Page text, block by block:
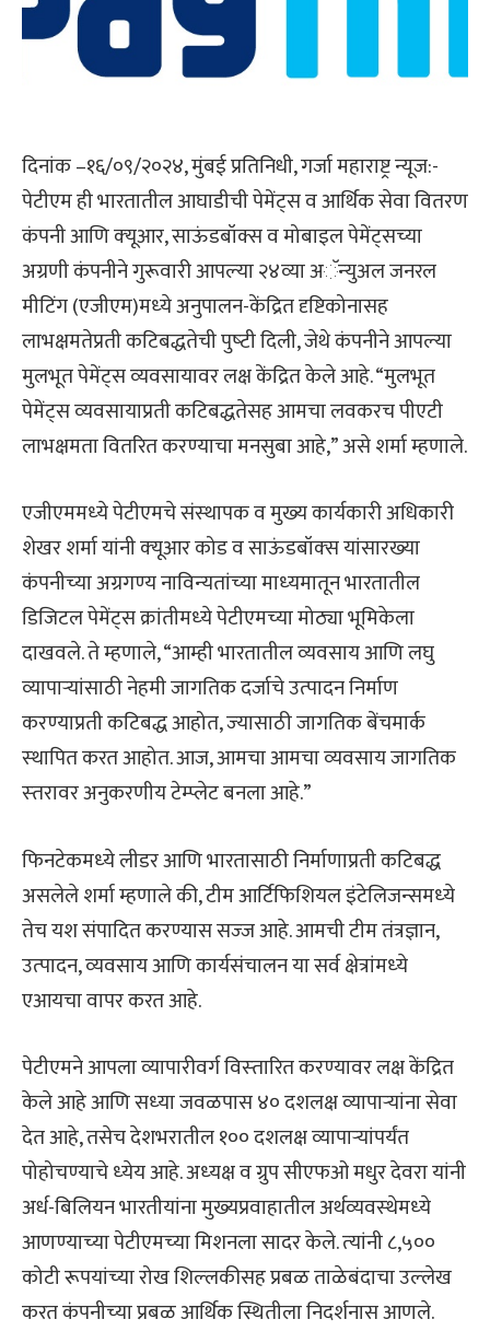
दिनांक –१६/०९/२०२४, मुंबई प्रतिनिधी, गर्जा महाराष्ट्र न्यूज:-
पेटीएम ही भारतातील आघाडीची पेमेंट्स व आर्थिक सेवा वितरण
कंपनी आणि क्‍यूआर, साऊंडबॉक्स व मोबाइल पेमेंट्सच्‍या
अग्रणी कंपनीने गुरूवारी आपल्‍या २४व्‍या अॅन्‍युअल जनरल
मीटिंग (एजीएम)मध्‍ये अनुपालन-केंद्रित दृष्टिकोनासह
लाभक्षमतेप्रती कटिबद्धतेची पुष्‍टी दिली, जेथे कंपनीने आपल्‍या
मुलभूत पेमेंट्स व्‍यवसायावर लक्ष केंद्रित केले आहे. “मुलभूत
पेमेंट्स व्‍यवसायाप्रती कटिबद्धतेसह आमचा लवकरच पीएटी
लाभक्षमता वि‍तरित करण्‍याचा मनसुबा आहे,” असे शर्मा म्‍हणाले.
एजीएममध्‍ये पेटीएमचे संस्‍थापक व मुख्‍य कार्यकारी अधिकारी
शेखर शर्मा यांनी क्‍यूआर कोड व साऊंडबॉक्‍स यांसारख्‍या
कंपनीच्‍या अग्रगण्‍य नाविन्‍यतांच्‍या माध्‍यमातून भारतातील
डिजिटल पेमेंट्स क्रांतीमध्‍ये पेटीएमच्‍या मोठ्या भूमिकेला
दाखवले. ते म्‍हणाले, “आम्‍ही भारतातील व्‍यवसाय आणि लघु
व्‍यापाऱ्यांसाठी नेहमी जागतिक दर्जाचे उत्‍पादन निर्माण
करण्‍याप्रती कटिबद्ध आहोत, ज्‍यासाठी जागतिक बेंचमार्क
स्‍थापित करत आहोत. आज, आमचा आमचा व्‍यवसाय जागतिक
स्‍तरावर अनुकरणीय टेम्प्लेट बनला आहे.”
फिनटेकमध्‍ये लीडर आणि भारतासाठी निर्माणाप्रती कटिबद्ध
असलेले शर्मा म्‍हणाले की, टीम आर्टिफिशियल इंटेलिजन्‍समध्‍ये
तेच यश संपादित करण्‍यास सज्‍ज आहे. आमची टीम तंत्रज्ञान,
उत्‍पादन, व्‍यवसाय आणि कार्यसंचालन या सर्व क्षेत्रांमध्‍ये
एआयचा वापर करत आहे.
पेटीएमने आपला व्‍यापारीवर्ग विस्‍तारित करण्‍यावर लक्ष केंद्रित
केले आहे आणि सध्‍या जवळपास ४० दशलक्ष व्‍यापाऱ्यांना सेवा
देत आहे, तसेच देशभरातील १०० दशलक्ष व्‍यापाऱ्यांपर्यंत
पोहोचण्‍याचे ध्‍येय आहे. अध्‍यक्ष व ग्रुप सीएफओ मधुर देवरा यांनी
अर्ध-बिलियन भारतीयांना मुख्‍यप्रवाहातील अर्थव्‍यवस्‍थेमध्‍ये
आणण्‍याच्‍या पेटीएमच्‍या मिशनला सादर केले. त्‍यांनी ८,५००
कोटी रूपयांच्‍या रोख शिल्‍लकीसह प्रबळ ताळेबंदाचा उल्‍लेख
करत कंपनीच्‍या प्रबळ आर्थिक स्थितीला निदर्शनास आणले.